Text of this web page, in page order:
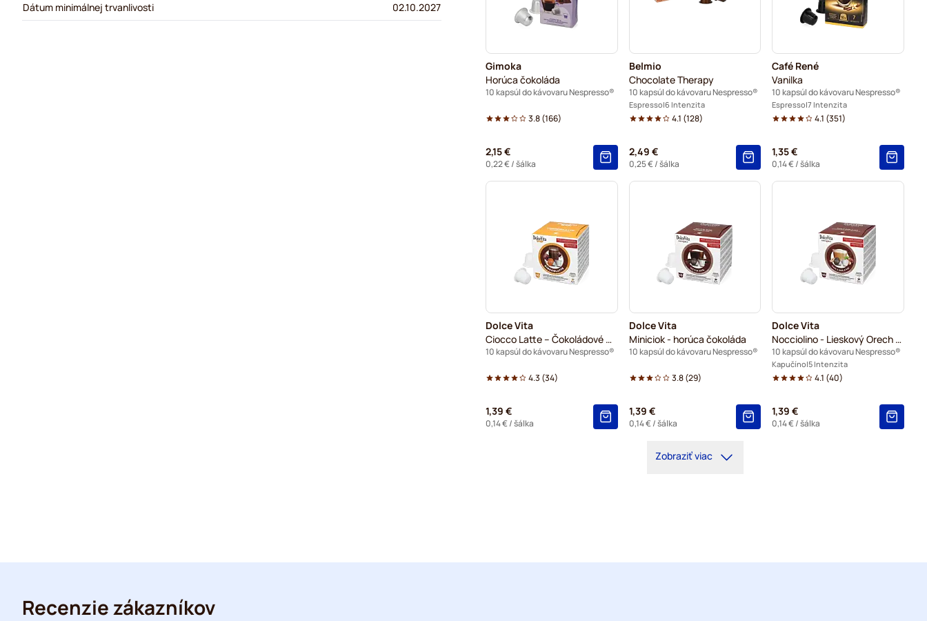
Gimoka
Horúca čokoláda
10 kapsúl do kávovaru Nespresso®
3.8(166)
2,15 €
0,22 €/ šálka
Belmio
Chocolate Therapy
10 kapsúl do kávovaru Nespresso®
Espresso 6 Intenzita
4.1 (128)
2,49 €
0,25 €/ šálka
Café René
Vanilka
10 kapsúl do kávovaru Nespresso®
Espresso 7 Intenzita
4.1 (351)
1,35 €
0,14 €/ šálka
Dolce Vita
Ciocco Latte – Čokoládové Mlieko
10 kapsúl do kávovaru Nespresso®
4.3 (34)
1,39 €
0,14 €/ šálka
Dolce Vita
Miniciok - horúca čokoláda
10 kapsúl do kávovaru Nespresso®
3.8(29)
1,39 €
0,14 €/ šálka
Dolce Vita
Nocciolino - Lieskový Orech Cappuccino
10 kapsúl do kávovaru Nespresso®
Kapučíno 5 Intenzita
4.1 (40)
1,39 €
0,14 €/ šálka
Zobraziť viac
Dátum minimálnej trvanlivosti
02.10.2027
Recenzie zákazníkov